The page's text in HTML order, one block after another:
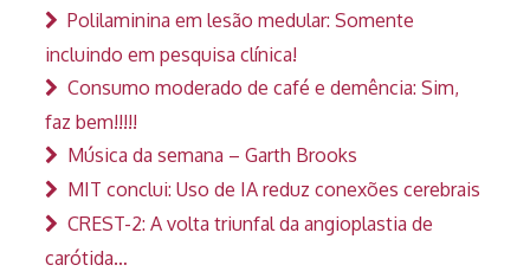
Polilaminina em lesão medular: Somente
incluindo em pesquisa clínica!
Consumo moderado de café e demência: Sim,
faz bem!!!!!
Música da semana – Garth Brooks
MIT conclui: Uso de IA reduz conexões cerebrais
CREST-2: A volta triunfal da angioplastia de
carótida…